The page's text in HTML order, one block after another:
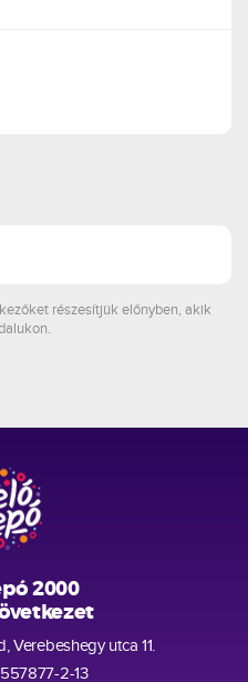
részesítjük előnyben, akik
2000
Verebeshegy utca 11.
2-13